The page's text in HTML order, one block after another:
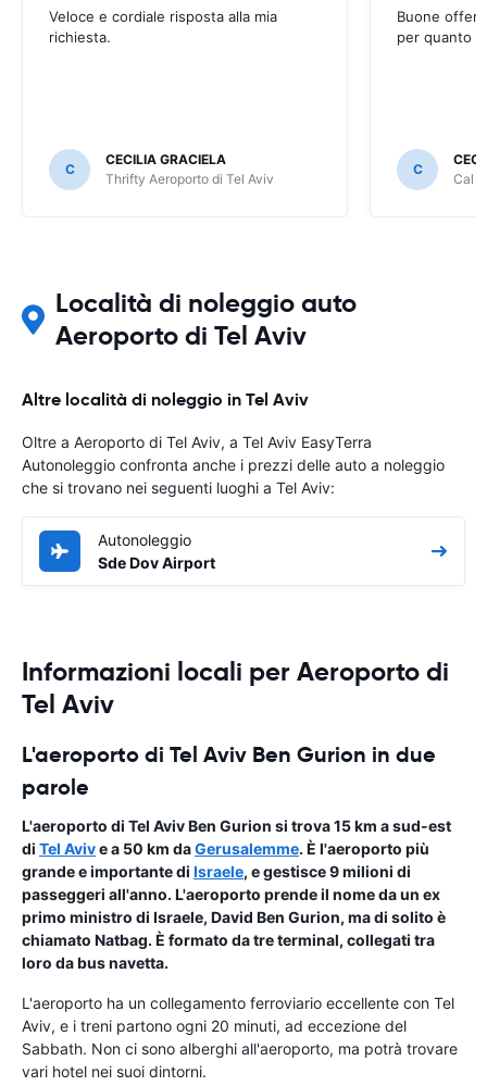
Veloce e cordiale risposta alla mia
richiesta.
C
CECILIA GRACIELA
Thrifty Aeroporto di Tel Aviv
Buone
per quanto
C
Cal
Località di noleggio auto
Aeroporto di Tel Aviv
Altre località di noleggio in Tel Aviv
Oltre a Aeroporto di Tel Aviv, a Tel Aviv EasyTerra
Autonoleggio confronta anche i prezzi delle auto a noleggio
che si trovano nei seguenti luoghi a Tel Aviv:
Autonoleggio
Sde Dov Airport
Informazioni locali per Aeroporto di
Tel Aviv
L'aeroporto di Tel Aviv Ben Gurion in due
parole
L'aeroporto di Tel Aviv Ben Gurion si trova 15 km a sud-est
di Tel Avive a 50 km daGerusalemme. È l'aeroporto più
grande e importante di Israele, e gestisce 9 milioni di
passeggeri all'anno. L'aeroporto prende il nome da un ex
primo ministro di Israele, David Ben Gurion, ma di solito è
chiamato Natbag. È formato da tre terminal, collegati tra
loro da bus navetta.
L'aeroporto ha un collegamento ferroviario eccellente con Tel
Aviv, e i treni partono ogni 20 minuti, ad eccezione del
Sabbath. Non ci sono alberghi all'aeroporto, ma potrà trovare
vari hotel nei suoi dintorni.